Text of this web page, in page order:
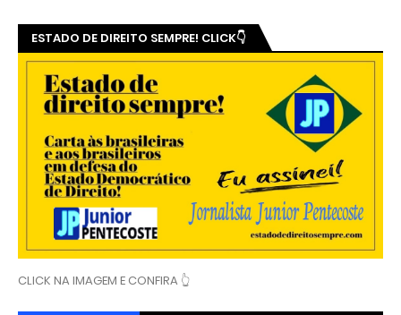
ESTADO DE DIREITO SEMPRE! CLICK👇
CLICK NA IMAGEM E CONFIRA 👆